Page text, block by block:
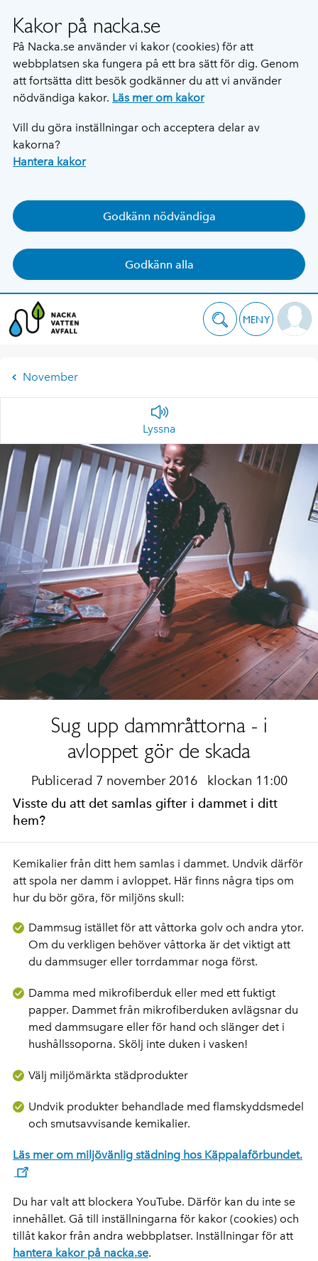
Kakor på nacka.se
På Nacka.se använder vi kakor (cookies) för att
webbplatsen ska fungera på ett bra sätt för dig. Genom
att fortsätta ditt besök godkänner du att vi använder
nödvändiga kakor. Läs mer om kakor
Vill du göra inställningar och acceptera delar av
kakorna?
Hantera kakor
Godkänn nödvändiga
Godkänn alla
MENY
November
Lyssna
Sug upp dammråttorna - i
avloppet gör de skada
Publicerad 7 november 2016 klockan 11:00
Visste du att det samlas gifter i dammet i ditt
hem?
Kemikalier från ditt hem samlas i dammet. Undvik därför
att spola ner damm i avloppet. Här finns några tips om
hur du bör göra, för miljöns skull:
Dammsug istället för att våttorka golv och andra ytor.
Om du verkligen behöver våttorka är det viktigt att
du dammsuger eller torrdammar noga först.
Damma med mikrofiberduk eller med ett fuktigt
papper. Dammet från mikrofiberduken avlägsnar du
med dammsugare eller för hand och slänger det i
hushållssoporna. Skölj inte duken i vasken!
Välj miljömärkta städprodukter
Undvik produkter behandlade med flamskyddsmedel
och smutsavvisande kemikalier.
Läs mer om miljövänlig städning hos Käppalaförbundet.
Du har valt att blockera YouTube. Därför kan du inte se
innehållet. Gå till inställningarna för kakor (cookies) och
tillåt kakor från andra webbplatser. Inställningar för att
hantera kakor på nacka.se.